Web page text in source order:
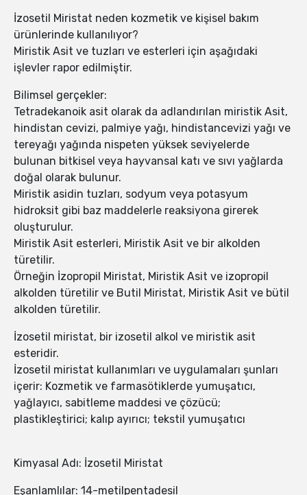
İzosetil Miristat neden kozmetik ve kişisel bakım
ürünlerinde kullanılıyor?
Miristik Asit ve tuzları ve esterleri için aşağıdaki
işlevler rapor edilmiştir.
Bilimsel gerçekler:
Tetradekanoik asit olarak da adlandırılan miristik Asit,
hindistan cevizi, palmiye yağı, hindistancevizi yağı ve
tereyağı yağında nispeten yüksek seviyelerde
bulunan bitkisel veya hayvansal katı ve sıvı yağlarda
doğal olarak bulunur.
Miristik asidin tuzları, sodyum veya potasyum
hidroksit gibi baz maddelerle reaksiyona girerek
oluşturulur.
Miristik Asit esterleri, Miristik Asit ve bir alkolden
türetilir.
Örneğin İzopropil Miristat, Miristik Asit ve izopropil
alkolden türetilir ve Butil Miristat, Miristik Asit ve bütil
alkolden türetilir.
İzosetil miristat, bir izosetil alkol ve miristik asit
esteridir.
İzosetil miristat kullanımları ve uygulamaları şunları
içerir: Kozmetik ve farmasötiklerde yumuşatıcı,
yağlayıcı, sabitleme maddesi ve çözücü;
plastikleştirici; kalıp ayırıcı; tekstil yumuşatıcı
Kimyasal Adı: İzosetil Miristat
Eşanlamlılar: 14-metilpentadesil